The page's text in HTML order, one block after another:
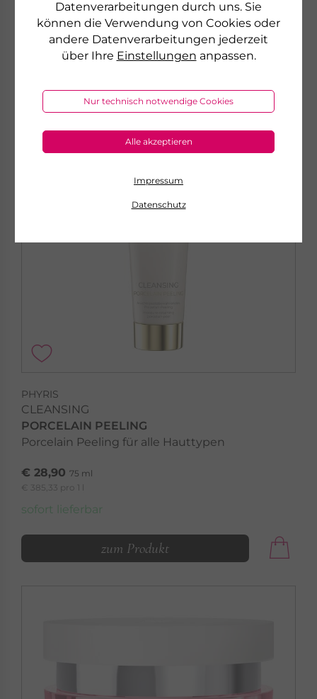
Datenverarbeitungen durch uns. Sie
können die Verwendung von Cookies oder
andere Datenverarbeitungen jederzeit
über Ihre Einstellungen anpassen.
Nur technisch notwendige Cookies
Alle akzeptieren
Impressum
Datenschutz
sofort lieferbar
zum Produkt
PHYRIS
CLEANSING
PORCELAIN PEELING
Porcelain Peeling für alle Hauttypen
€ 28,90 75 ml
€ 385,33 pro 1 l
sofort lieferbar
zum Produkt